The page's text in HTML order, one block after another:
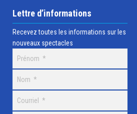
Lettre d’informations
Recevez toutes les informations sur les
nouveaux spectacles